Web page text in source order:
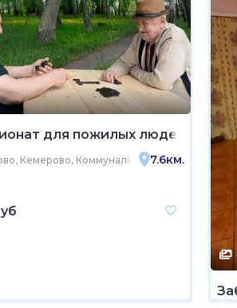
для пожилых людей Ника
Кемерово, Коммунальная улица, 2
7.6км.